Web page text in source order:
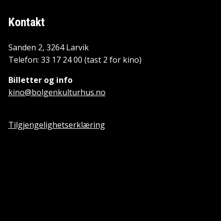
Kontakt
Sanden 2, 3264 Larvik
Telefon: 33 17 24 00 (tast 2 for kino)
Billetter og info
kino@bolgenkulturhus.no
Tilgjengelighetserklæring